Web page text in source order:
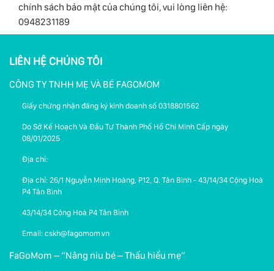
chính sách bảo mật của chúng tôi, vui lòng liên hệ:
0948231189
LIÊN HỆ CHÚNG TÔI
CÔNG TY TNHH MẸ VÀ BÉ FAGOMOM
Giấy chứng nhận đăng ký kinh doanh số 0318801562
Do Sở Kế Hoạch Và Đầu Tư Thành Phố Hồ Chí Minh Cấp ngày
08/01/2025
Địa chỉ:
Địa chỉ: 26/1 Nguyễn Minh Hoàng, P12, Q. Tân Bình - 43/14/34 Cộng Hoà
P4 Tân Bình
43/14/34 Cộng Hoà P4 Tân Bình
Email: cskh@fagomom.vn
FaGoMom – “Nâng niu bé – Thấu hiểu mẹ”